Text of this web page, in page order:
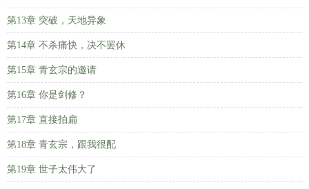
第13章 突破，天地异象
第14章 不杀痛快，决不罢休
第15章 青玄宗的邀请
第16章 你是剑修？
第17章 直接拍扁
第18章 青玄宗，跟我很配
第19章 世子太伟大了